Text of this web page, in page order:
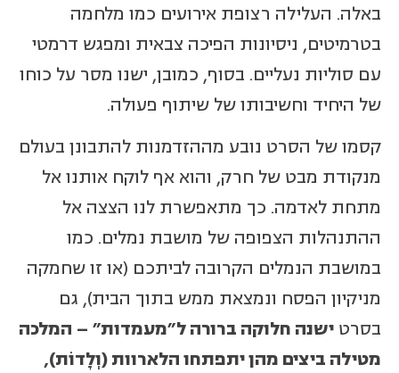
באלה. העלילה רצופת אירועים כמו מלחמה
בטרמיטים, ניסיונות הפיכה צבאית ומפגש דרמטי
עם סוליות נעליים. בסוף, כמובן, ישנו מסר על כוחו
של היחיד וחשיבותו של שיתוף פעולה.
קסמו של הסרט נובע מההזדמנות להתבונן בעולם
מנקודת מבט של חרק, והוא אף לוקח אותנו אל
מתחת לאדמה. כך מתאפשרת לנו הצצה אל
ההתנהלות הצפופה של מושבת נמלים. כמו
במושבת הנמלים הקרובה לביתכם (או זו שחמקה
מניקיון הפסח ונמצאת ממש בתוך הבית), גם
בסרט ישנה חלוקה ברורה ל"מעמדות" – המלכה
מטילה ביצים מהן יתפתחו הלארוות (וְלָדוֹת),